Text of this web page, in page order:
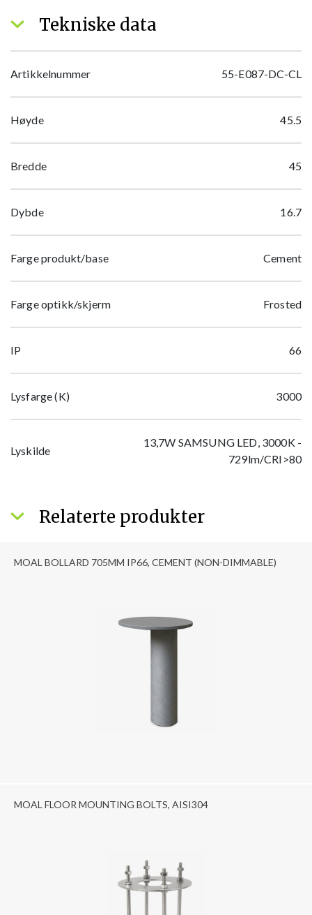
Tekniske data
Artikkelnummer 55-E087-DC-CL
Høyde 45.5
Bredde 45
Dybde 16.7
Farge produkt/base Cement
Farge optikk/skjerm Frosted
IP 66
Lysfarge (K) 3000
Lyskilde
13,7W SAMSUNG LED, 3000K -
729lm/CRI>80
Relaterte produkter
MOAL BOLLARD 705MM IP66, CEMENT (NON-DIMMABLE)
MOAL FLOOR MOUNTING BOLTS, AISI304